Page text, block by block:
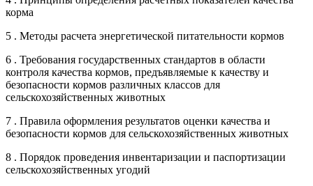
корма
5 . Методы расчета энергетической питательности кормов
6 . Требования государственных стандартов в области
контроля качества кормов, предъявляемые к качеству и
безопасности кормов различных классов для
сельскохозяйственных животных
7 . Правила оформления результатов оценки качества и
безопасности кормов для сельскохозяйственных животных
8 . Порядок проведения инвентаризации и паспортизации
сельскохозяйственных угодий